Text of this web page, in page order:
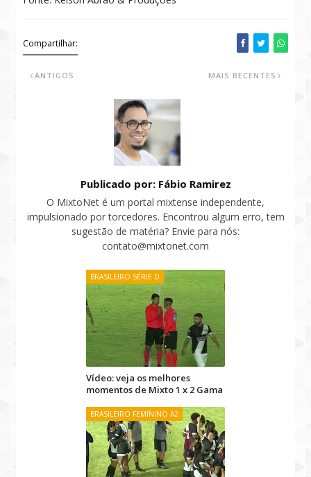
Compartilhar:
MAIS RECENTES
ANTIGOS
Publicado por: Fábio Ramirez
O MixtoNet é um portal mixtense independente,
impulsionado por torcedores. Encontrou algum erro, tem
sugestão de matéria? Envie para nós:
contato@mixtonet.com
BRASILEIRO SÉRIE D
Vídeo: veja os melhores
momentos de Mixto 1 x 2 Gama
BRASILEIRO FEMININO A2